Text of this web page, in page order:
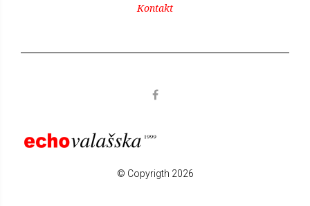
Kontakt
© Copyrigth 2026